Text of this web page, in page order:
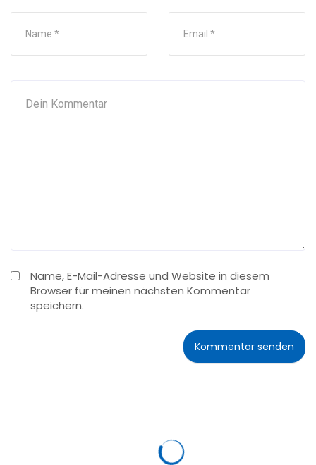
Name, E-Mail-Adresse und Website in diesem
Browser für meinen nächsten Kommentar
speichern.